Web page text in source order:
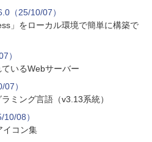
（25/10/07）
」をローカル環境で簡単に構築で
）
いるWebサーバー
）
ミング言語（v3.13系統）
08）
イコン集